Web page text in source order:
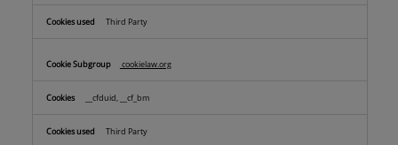
Third Party
cookielaw.org
__cfduid, __cf_bm
Third Party